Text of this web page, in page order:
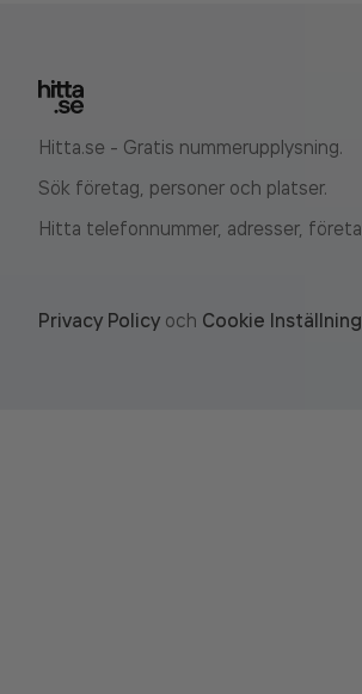
Hitta.se - Gratis nummerupplysning.
Sök företag, personer och platser.
Hitta telefonnummer, adresser,
Privacy Policy och Cookie